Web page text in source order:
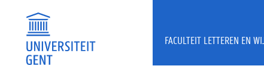
FACULTEIT LETTEREN EN